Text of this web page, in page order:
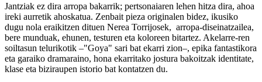
Jantziak ez dira arropa bakarrik; pertsonaiaren lehen hitza dira, ahoa
ireki aurretik ahoskatua. Zenbait pieza originalen bidez, ikusiko
dugu nola eraikitzen dituen Nerea Torrijosek, arropa-diseinatzailea,
bere munduak, ehunen, testuren eta koloreen bitartez. Akelarre-ren
soiltasun telurikotik –"Goya" sari bat ekarri zion–, epika fantastikora
eta garaiko dramaraino, hona ekarritako jostura bakoitzak identitate,
klase eta biziraupen istorio bat kontatzen du.